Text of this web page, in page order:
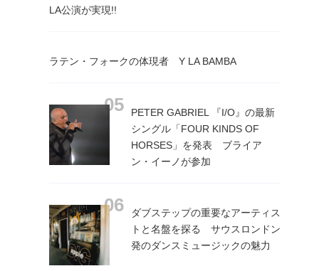
LA公演が実現!!
ラテン・フォークの体現者 Y LA BAMBA
PETER GABRIEL 『I/O』の最新
シングル「FOUR KINDS OF
HORSES」を発表 ブライア
ン・イーノが参加
ダブステップの重要なアーティス
トと名盤を探る サウスロンドン
発のダンスミュージックの魅力